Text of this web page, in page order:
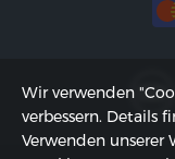
Wir verwenden
verbessern. Details
Verwenden unserer